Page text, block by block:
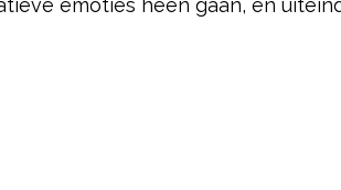
emoties heen gaan, en